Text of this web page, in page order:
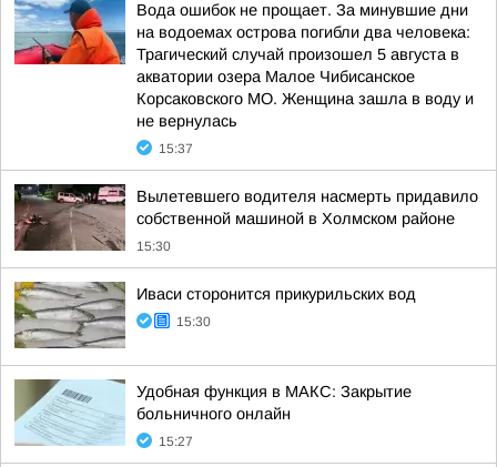
Вода ошибок не прощает. За минувшие дни
на водоемах острова погибли два человека:
Трагический случай произошел 5 августа в
акватории озера Малое Чибисанское
Корсаковского МО. Женщина зашла в воду и
не вернулась
15:37
Вылетевшего водителя насмерть придавило
собственной машиной в Холмском районе
15:30
Иваси сторонится прикурильских вод
15:30
Удобная функция в МАКС: Закрытие
больничного онлайн
15:27